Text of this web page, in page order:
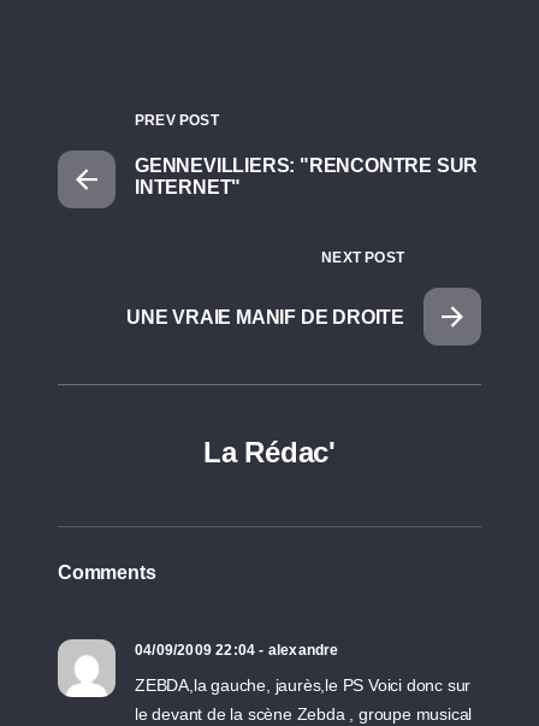
PREV POST
GENNEVILLIERS: "RENCONTRE SUR
INTERNET"
NEXT POST
UNE VRAIE MANIF DE DROITE
La Rédac'
Comments
04/09/2009 22:04 - alexandre
ZEBDA,la gauche, jaurès,le PS Voici donc sur
le devant de la scène Zebda , groupe musical